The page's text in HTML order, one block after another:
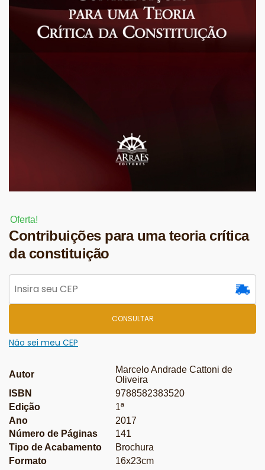
Oferta!
Contribuições para uma teoria crítica
da constituição
CONSULTAR
Não sei meu CEP
Autor
Marcelo Andrade Cattoni de
Oliveira
ISBN
9788582383520
Edição
1ª
Ano
2017
Número de Páginas
141
Tipo de Acabamento
Brochura
Formato
16x23cm